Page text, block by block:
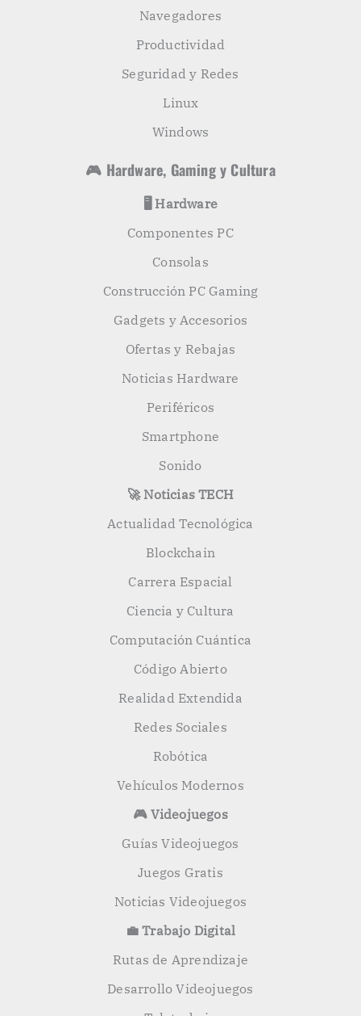
Navegadores
Productividad
Seguridad y Redes
Linux
Windows
🎮 Hardware, Gaming y Cultura
🖥️ Hardware
Componentes PC
Consolas
Construcción PC Gaming
Gadgets y Accesorios
Ofertas y Rebajas
Noticias Hardware
Periféricos
Smartphone
Sonido
🚀 Noticias TECH
Actualidad Tecnológica
Blockchain
Carrera Espacial
Ciencia y Cultura
Computación Cuántica
Código Abierto
Realidad Extendida
Redes Sociales
Robótica
Vehículos Modernos
🎮 Videojuegos
Guías Videojuegos
Juegos Gratis
Noticias Videojuegos
💼 Trabajo Digital
Rutas de Aprendizaje
Desarrollo Videojuegos